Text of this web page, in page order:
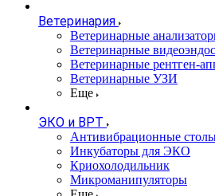
Ветеринария
Ветеринарные
Ветеринарные
Ветеринарные рентген-
Ветеринарные УЗИ
Еще
ЭКО и ВРТ
Антивибрационные
Инкубаторы для ЭКО
Криохолодильник
Микроманипуляторы